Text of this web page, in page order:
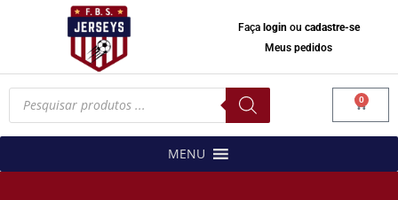
Faça loginou cadastre-se
Meus pedidos
Pesquisar
produtos 0
MENU